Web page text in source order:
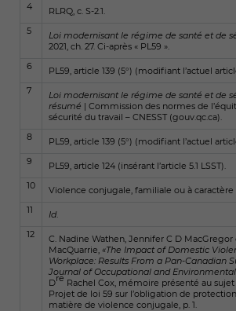
4
RLRQ, c. S-2.1.
5
Loi modernisant le régime de santé et de
2021, ch. 27. Ci-après « PL59 ».
6
PL59, article 139 (5°) (modifiant l’actuel article
7
Loi modernisant le régime de santé et de
résumé | Commission des normes de
sécurité du travail – CNESST (gouv.qc.ca)
8
PL59, article 139 (5°) (modifiant l’actuel article
9
PL59, article 124 (insérant l’article 5.1 LSST).
10
Violence conjugale, familiale ou à caractère
11
Id.
12
C. Nadine Wathen, Jennifer C D MacGregor
MacQuarrie, «The Impact of Domestic
Workplace: Results From a Pan-Canadian
Journal of Occupational and
Dre Rachel Cox, mémoire présenté au
Projet de loi 59 sur l’obligation de
matière de violence conjugale, p. 1.